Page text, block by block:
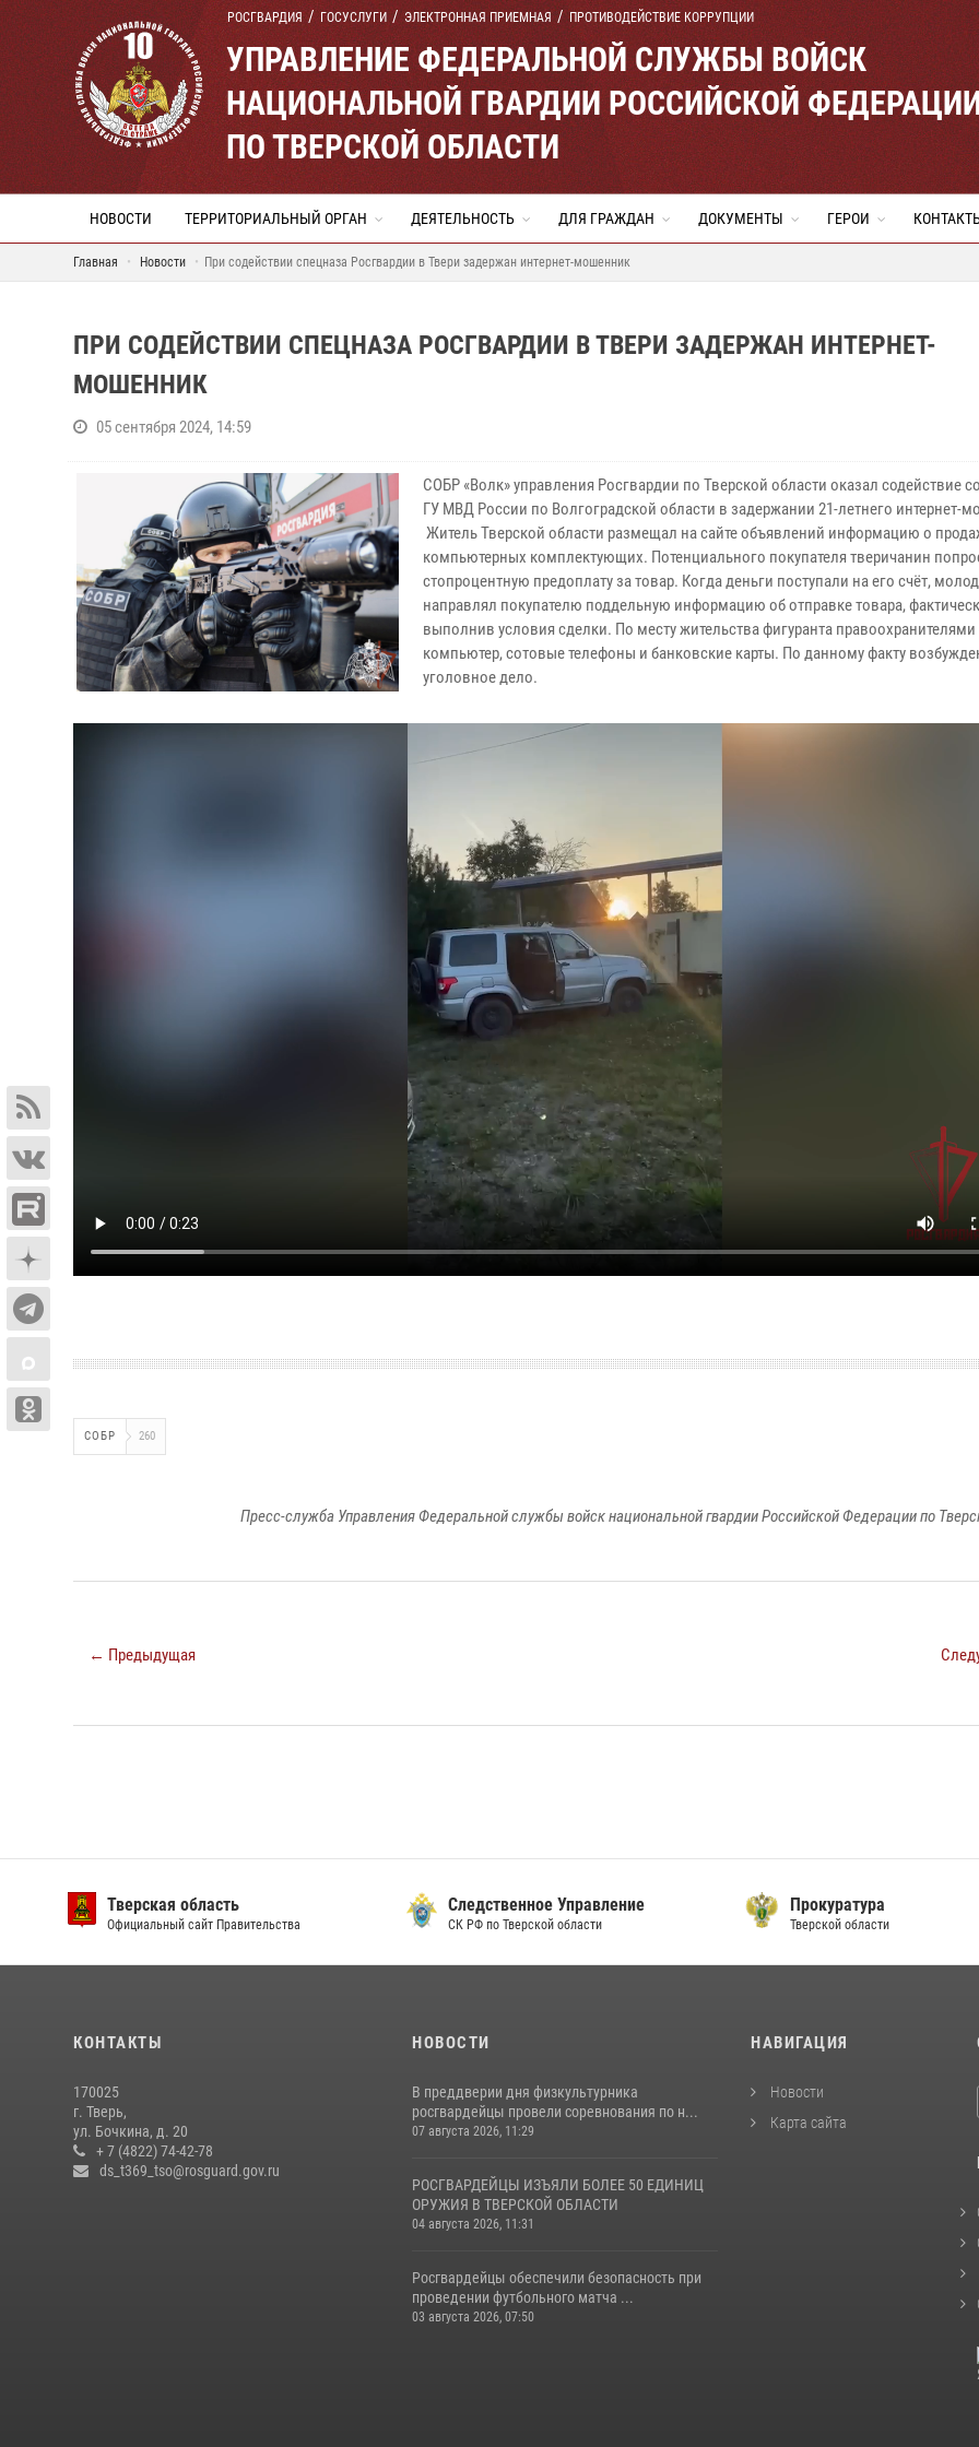
РОСГВАРДИЯ ГОСУСЛУГИ ЭЛЕКТРОННАЯ ПРИЕМНАЯ ПРОТИВОДЕЙСТВИЕ КОРРУПЦИИ
УПРАВЛЕНИЕ ФЕДЕРАЛЬНОЙ СЛУЖБЫ ВОЙСК
НАЦИОНАЛЬНОЙ ГВАРДИИ РОССИЙСКОЙ
ПО ТВЕРСКОЙ ОБЛАСТИ
НОВОСТИ ТЕРРИТОРИАЛЬНЫЙ ОРГАН ДЕЯТЕЛЬНОСТЬ ДЛЯ ГРАЖДАН ДОКУМЕНТЫ ГЕРОИ
Главная Новости При содействии спецназа Росгвардии в Твери задержан интернет-мошенник
ПРИ СОДЕЙСТВИИ СПЕЦНАЗА РОСГВАРДИИ В ТВЕРИ ЗАДЕРЖАН ИНТЕРНЕТ-
МОШЕННИК
05 сентября 2024, 14:59
СОБР «Волк» управления Росгвардии по Тверской области оказал содействие
ГУ МВД России по Волгоградской области в задержании 21-летнего интернет-
Житель Тверской области размещал на сайте объявлений информацию о
компьютерных комплектующих. Потенциального покупателя тверичанин
стопроцентную предоплату за товар. Когда деньги поступали на его счёт,
направлял покупателю поддельную информацию об отправке товара,
выполнив условия сделки. По месту жительства фигуранта
компьютер, сотовые телефоны и банковские карты. По данному факту
уголовное дело.
СОБР 260
Пресс-служба Управления Федеральной службы войск национальной гвардии Российской Федерации по
← Предыдущая
Тверская область
Официальный сайт Правительства
Следственное Управление
СК РФ по Тверской области
Прокуратура
Тверской области
КОНТАКТЫ
170025
г. Тверь,
ул. Бочкина, д. 20
+ 7 (4822) 74-42-78
ds_t369_tso@rosguard.gov.ru
НОВОСТИ
В преддверии дня физкультурника
росгвардейцы провели соревнования по н...
07 августа 2026, 11:29
РОСГВАРДЕЙЦЫ ИЗЪЯЛИ БОЛЕЕ 50 ЕДИНИЦ
ОРУЖИЯ В ТВЕРСКОЙ ОБЛАСТИ
04 августа 2026, 11:31
Росгвардейцы обеспечили безопасность при
проведении футбольного матча ...
03 августа 2026, 07:50
НАВИГАЦИЯ
Новости
Карта сайта